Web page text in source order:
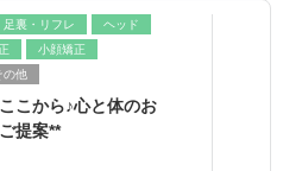
足裏・リフレ
ヘッド
小顔矯正
の他
こから♪心と体のお
提案**